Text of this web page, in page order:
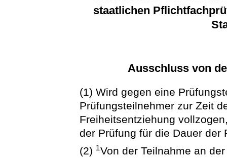
staatlichen
Ausschluss von
(1) Wird gegen eine
Prüfungsteilnehmer zur Zeit
Freiheitsentziehung
der Prüfung für die Dauer
(2) 1Von der Teilnahme an